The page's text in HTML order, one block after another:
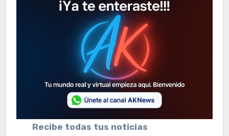
Recibe todas tus noticias